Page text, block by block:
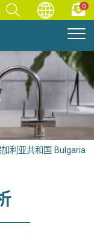
0
利亚共和国 Bulgaria